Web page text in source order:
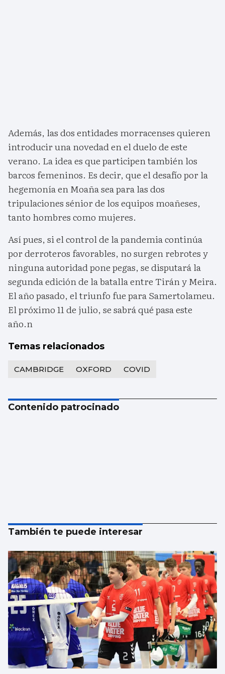
Además, las dos entidades morracenses quieren
introducir una novedad en el duelo de este
verano. La idea es que participen también los
barcos femeninos. Es decir, que el desafío por la
hegemonía en Moaña sea para las dos
tripulaciones sénior de los equipos moañeses,
tanto hombres como mujeres.
Así pues, si el control de la pandemia continúa
por derroteros favorables, no surgen rebrotes y
ninguna autoridad pone pegas, se disputará la
segunda edición de la batalla entre Tirán y Meira.
El año pasado, el triunfo fue para Samertolameu.
El próximo 11 de julio, se sabrá qué pasa este
año.n
Temas relacionados
CAMBRIDGE OXFORD COVID
Contenido patrocinado
También te puede interesar